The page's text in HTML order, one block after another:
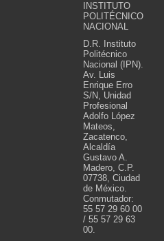
INSTITUTO
POLITÉCNICO
NACIONAL
D.R. Instituto
Politécnico
Nacional (IPN).
Av. Luis
Enrique Erro
S/N, Unidad
Profesional
Adolfo López
Mateos,
Zacatenco,
Alcaldía
Gustavo A.
Madero, C.P.
07738, Ciudad
de México.
Conmutador:
55 57 29 60 00
/ 55 57 29 63
00.